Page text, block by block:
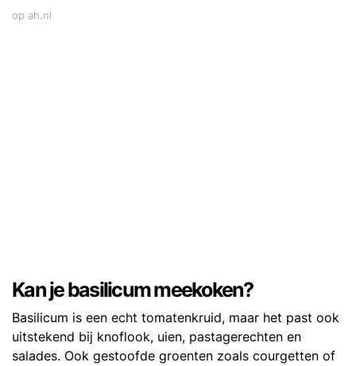
op ah.nl
Kan je basilicum meekoken?
Basilicum is een echt tomatenkruid, maar het past ook
uitstekend bij knoflook, uien, pastagerechten en
salades. Ook gestoofde groenten zoals courgetten of